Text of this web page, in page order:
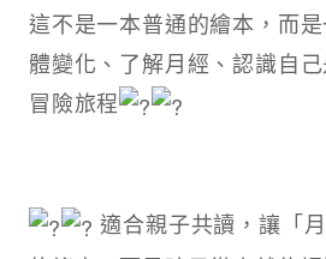
這不是一本普通的繪本，而
體變化、了解月經、認識自
冒險旅程
適合親子共讀，讓「